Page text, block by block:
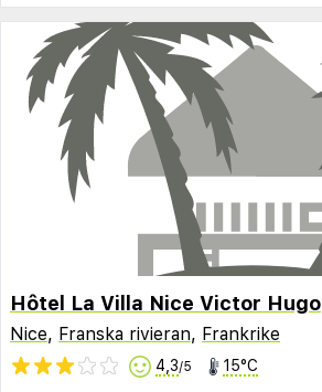
Hôtel La Villa Nice Victor Hugo
Nice, Franska rivieran, Frankrike
4,3/5 15°C